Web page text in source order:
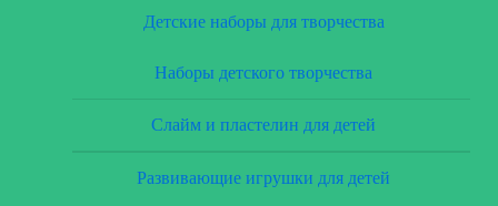
Детские наборы для творчества
Наборы детского творчества
Слайм и пластелин для детей
Развивающие игрушки для детей